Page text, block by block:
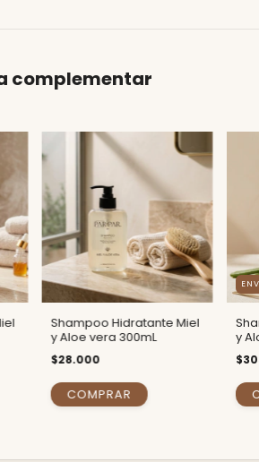
complementar
Shampoo Hidratante Miel
y Aloe vera 300mL
$28.000
y